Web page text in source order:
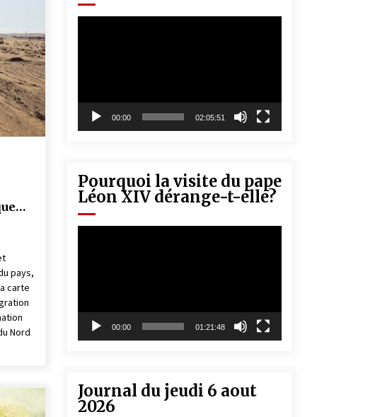
5 ans ago
pays,
carte
Nord
00:00 02:05:51
Pourquoi la visite du pape
Léon XIV dérange-t-elle?
00:00 01:21:48
Journal du jeudi 6 aout
2026